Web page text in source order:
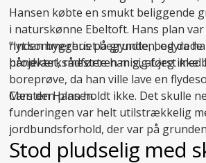
Hansen købte en smukt beliggende
i naturskønne Ebeltoft. Hans plan
nyt sommerhus på grunden, og da
projektet, rådførte han sig først med
”Inden byggeriet begyndte, bedyrede
håndværksmesteren mig, at jeg ikke
boreprøve, da han ville lave en
Carsten Hansen.
Men den plan holdt ikke. Det skulle
funderingen var helt utilstrækkelig
jordbundsforhold, der var på
Stod pludselig med